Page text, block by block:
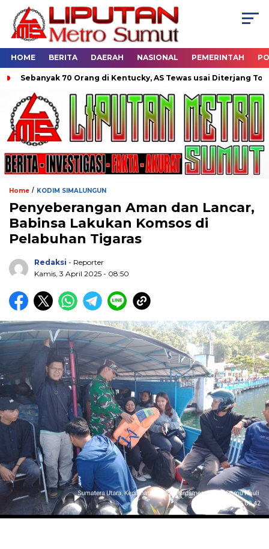
HOME BERITA DAERAH NASIONAL PEMERINTAH
70 Orang di Kentucky, AS Tewas usai Diterjang Tornado
Home / KODIM SIMALUNGUN
Penyeberangan Aman dan Lancar,
Babinsa Lakukan Komsos di
Pelabuhan Tigaras
Redaksi - Reporter
Kamis, 3 April 2025 - 08:50